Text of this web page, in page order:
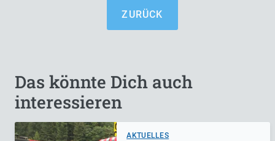
ZURÜCK
Das könnte Dich auch
interessieren
AKTUELLES